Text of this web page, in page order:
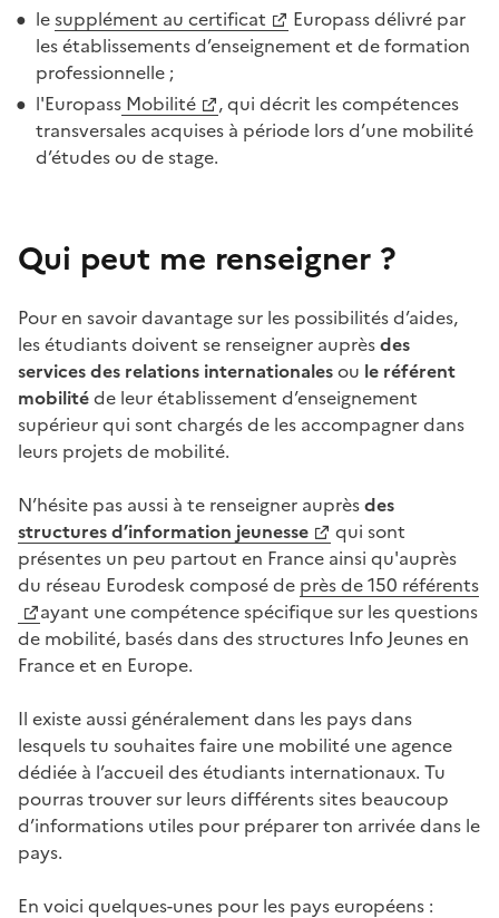
lesupplément au certificat
Europass délivré par
les établissements d’enseignement et de formation
professionnelle ;
l'Europass Mobilité
, qui décrit les compétences
transversales acquises à période lors d’une mobilité
d’études ou de stage.
Qui peut me renseigner ?
Pour en savoir davantage sur les possibilités d’aides,
les étudiants doivent se renseigner auprèsdes
services des relations internationalesou le référent
mobilitéde leur établissement d’enseignement
supérieur qui sont chargés de les accompagner dans
leurs projets de mobilité.
N’hésite pas aussi à te renseigner auprèsdes
structures d’information jeunesse
qui sont
présentes un peu partout en France ainsi qu'auprès
du réseau Eurodesk composé de près de 150 référents
ayant une compétence spécifique sur les questions
de mobilité, basés dans des structures Info Jeunes en
France et en Europe.
Il existe aussi généralement dans les pays dans
lesquels tu souhaites faire une mobilité une agence
dédiée à l’accueil des étudiants internationaux. Tu
pourras trouver sur leurs différents sites beaucoup
d’informations utiles pour préparer ton arrivée dans le
pays.
En voici quelques-unes pour les pays européens :